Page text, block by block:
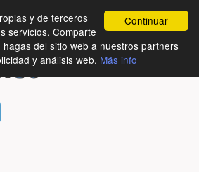
Continuar
y de terceros
servicios. Comparte
del sitio web a nuestros partners
y análisis web. Más info